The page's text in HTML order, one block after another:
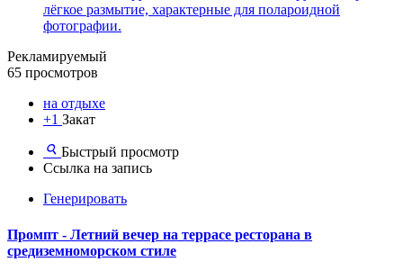
лёгкое размытие, характерные для полароидной
фотографии.
Рекламируемый
65 просмотров
на отдыхе
+1 Закат
Быстрый просмотр
Ссылка на запись
Генерировать
Промпт - Летний вечер на террасе ресторана в
средиземноморском стиле